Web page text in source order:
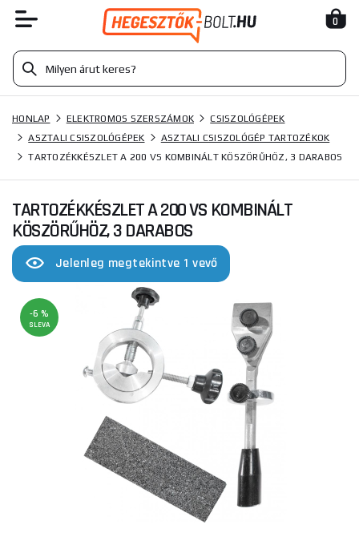
0
HONLAP ELEKTROMOS SZERSZÁMOK
CSISZOLÓGÉPEK
ASZTALI CSISZOLÓGÉPEK
ASZTALI CSISZOLÓGÉP TARTOZÉKOK
TARTOZÉKKÉSZLET A 200 VS KOMBINÁLT KÖSZÖRŰHÖZ, 3 DARABOS
TARTOZÉKKÉSZLET A 200 VS KOMBINÁLT
KÖSZÖRŰHÖZ, 3 DARABOS
Jelenleg megtekintve 1 vevő
-6 %
SLEVA